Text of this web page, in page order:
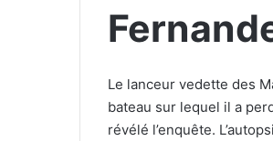
Le lanceur vedette des
bateau sur lequel il a
révélé l’enquête.